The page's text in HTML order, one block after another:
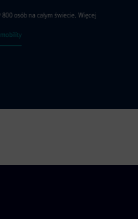
osób na całym świecie. Więcej